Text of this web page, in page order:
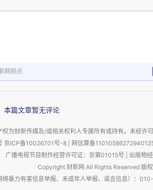
的态度。无论是作为公众人物的秦
是一致的，“活着，就要拍戏。活
网观点
本篇文章暂无评论
为财新传媒及/或相关权利人专属所有或持有。未经许
京ICP备10026701号-8 网信算备
广播电视节目制作经营许可证：京第01015号
出版物
Copyright 财新网 All Rights Reserved 版
络暴力有害信息举报、未成年人举报、谣言信息）：